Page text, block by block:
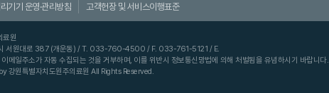
기기 운영·관리방침 고객헌장 및 서비스이행표준
료원
서원대로 387 (개운동) / T. 033-760-4500 / F. 033-761-5121 / E.
메일주소가 자동 수집되는 것을 거부하며, 이를 위반시 정보통신망법에 의해 처벌됨을 유념하시기 바랍니다.
강원특별자치도원주의료원 All Rights Reserved.